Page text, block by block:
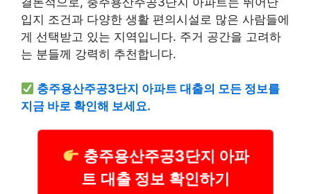
입지 조건과 다양한 생활 편의시설로 많은 사람들에
게 선택받고 있는 지역입니다. 주거 공간을 고려하
는 분들께 강력히 추천합니다.
충주용산주공3단지 아파트 대출의 모든 정보를
지금 바로 확인해 보세요.
충주용산주공3단지 아파
트 대출 정보 확인하기